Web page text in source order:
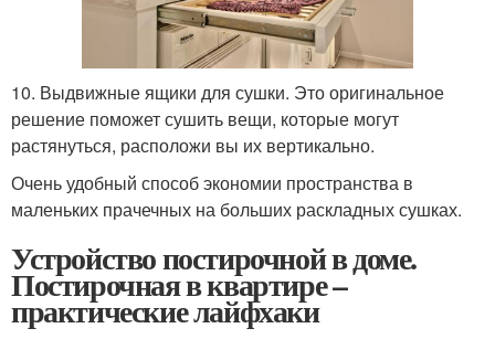
10. Выдвижные ящики для сушки. Это оригинальное
решение поможет сушить вещи, которые могут
растянуться, расположи вы их вертикально.
Очень удобный способ экономии пространства в
маленьких прачечных на больших раскладных сушках.
Устройство постирочной в доме.
Постирочная в квартире –
практические лайфхаки